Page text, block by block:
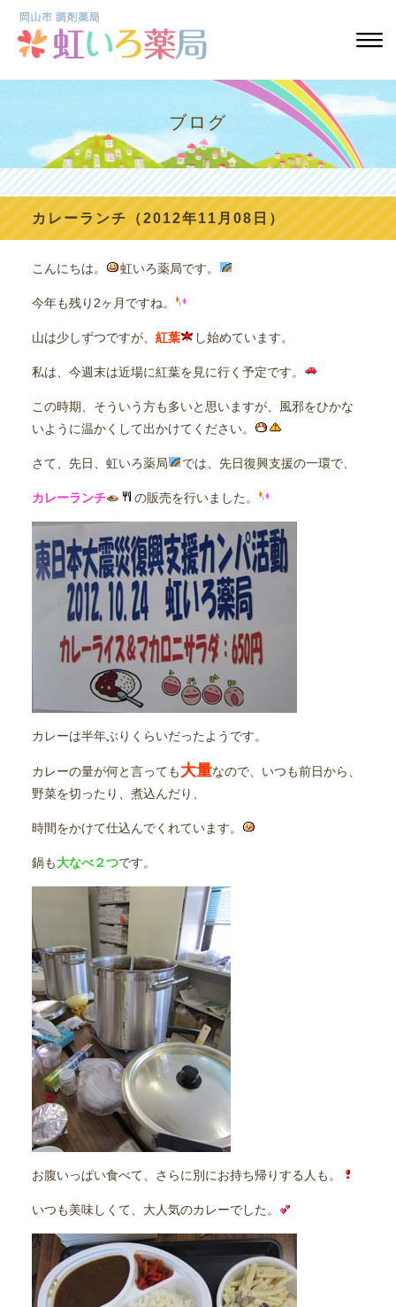
ブログ
カレーランチ（2012年11月08日）
こんにちは。 虹いろ薬局です。
今年も残り2ヶ月ですね。
山は少しずつですが、 紅葉 し始めています。
私は、今週末は近場に紅葉を見に行く予定です。
この時期、そういう方も多いと思いますが、風邪をひかな
いように温かくして出かけてください。
さて、先日、虹いろ薬局 では、先日復興支援の一環で、
カレーランチ の販売を行いました。
カレーは半年ぶりくらいだったようです。
カレーの量が何と言っても大量なので、いつも前日から、
野菜を切ったり、煮込んだり、
時間をかけて仕込んでくれています。
鍋も大なべ２つです。
お腹いっぱい食べて、さらに別にお持ち帰りする人も。
いつも美味しくて、大人気のカレーでした。